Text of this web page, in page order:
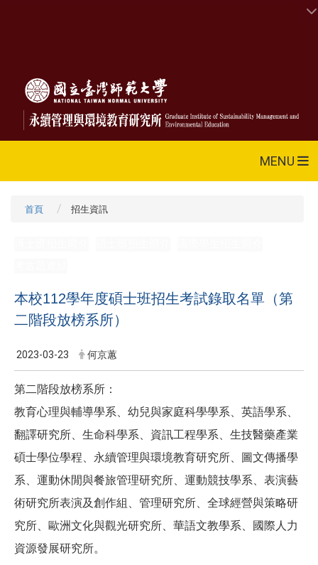
MENU
首頁 招生資訊
本校112學年度碩士班招生考試錄取名單（第
二階段放榜系所）
2023-03-23 何京蕙
第二階段放榜系所：
教育心理與輔導學系、幼兒與家庭科學學系、英語學系、
翻譯研究所、生命科學系、資訊工程學系、生技醫藥產業
碩士學位學程、永續管理與環境教育研究所、圖文傳播學
系、運動休閒與餐旅管理研究所、運動競技學系、表演藝
術研究所表演及創作組、管理研究所、全球經營與策略研
究所、歐洲文化與觀光研究所、華語文教學系、國際人力
資源發展研究所。